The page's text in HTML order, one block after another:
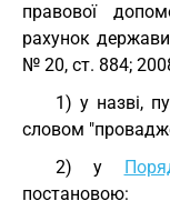
правової
рахунок
№ 20, ст. 884;
1) у назві,
словом
2) у
постановою: